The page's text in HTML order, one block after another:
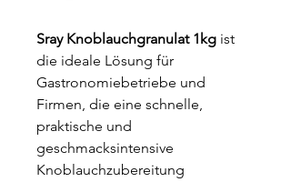
Sray Knoblauchgranulat 1kg ist
die ideale Lösung für
Gastronomiebetriebe und
Firmen, die eine schnelle,
praktische und
geschmacksintensive
Knoblauchzubereitung